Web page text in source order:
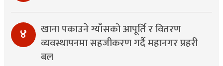
४
खाना पकाउने ग्याँसको आपूर्ति र वितरण
व्यवस्थापनमा सहजीकरण गर्दै महानगर प्रहरी
बल